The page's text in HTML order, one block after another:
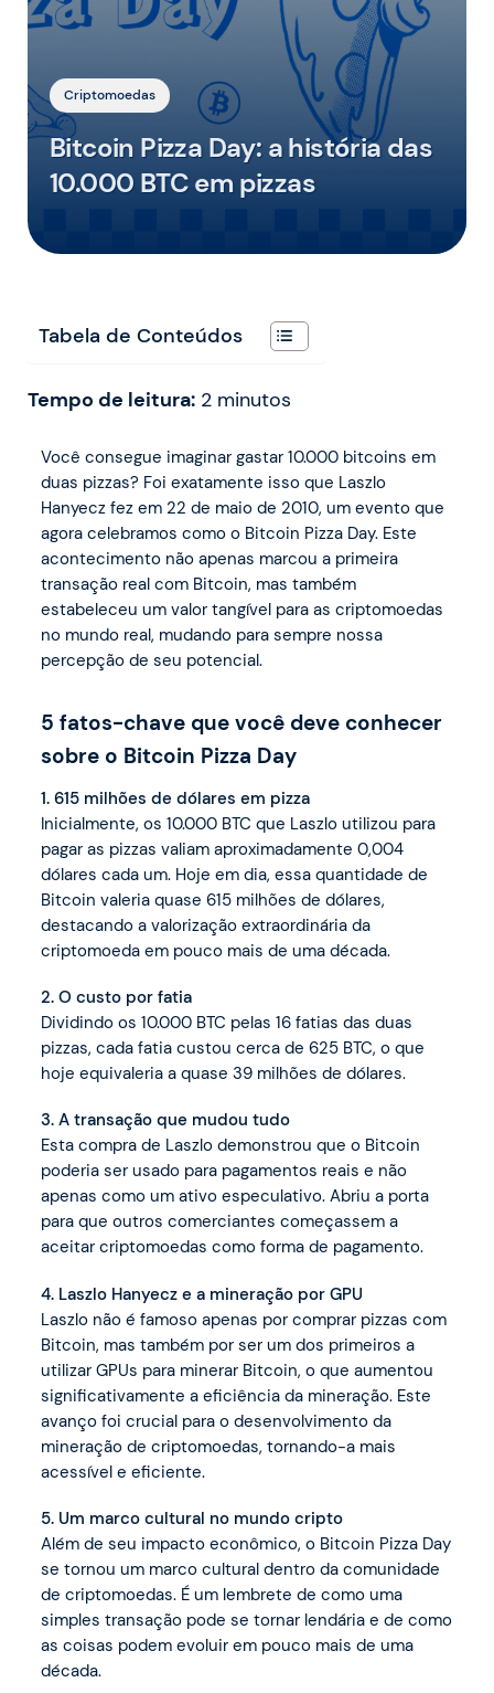
Criptomoedas
Bitcoin Pizza Day: a história das
10.000 BTC em pizzas
Tabela de Conteúdos
Tempo de leitura: 2 minutos
Você consegue imaginar gastar 10.000 bitcoins em
duas pizzas? Foi exatamente isso que Laszlo
Hanyecz fez em 22 de maio de 2010, um evento que
agora celebramos como o Bitcoin Pizza Day. Este
acontecimento não apenas marcou a primeira
transação real com Bitcoin, mas também
estabeleceu um valor tangível para as criptomoedas
no mundo real, mudando para sempre nossa
percepção de seu potencial.
5 fatos-chave que você deve conhecer
sobre o Bitcoin Pizza Day
1. 615 milhões de dólares em pizza
Inicialmente, os 10.000 BTC que Laszlo utilizou para
pagar as pizzas valiam aproximadamente 0,004
dólares cada um. Hoje em dia, essa quantidade de
Bitcoin valeria quase 615 milhões de dólares,
destacando a valorização extraordinária da
criptomoeda em pouco mais de uma década.
2. O custo por fatia
Dividindo os 10.000 BTC pelas 16 fatias das duas
pizzas, cada fatia custou cerca de 625 BTC, o que
hoje equivaleria a quase 39 milhões de dólares.
3. A transação que mudou tudo
Esta compra de Laszlo demonstrou que o Bitcoin
poderia ser usado para pagamentos reais e não
apenas como um ativo especulativo. Abriu a porta
para que outros comerciantes começassem a
aceitar criptomoedas como forma de pagamento.
4. Laszlo Hanyecz e a mineração por GPU
Laszlo não é famoso apenas por comprar pizzas com
Bitcoin, mas também por ser um dos primeiros a
utilizar GPUs para minerar Bitcoin, o que aumentou
significativamente a eficiência da mineração. Este
avanço foi crucial para o desenvolvimento da
mineração de criptomoedas, tornando-a mais
acessível e eficiente.
5. Um marco cultural no mundo cripto
Além de seu impacto econômico, o Bitcoin Pizza Day
se tornou um marco cultural dentro da comunidade
de criptomoedas. É um lembrete de como uma
simples transação pode se tornar lendária e de como
as coisas podem evoluir em pouco mais de uma
década.